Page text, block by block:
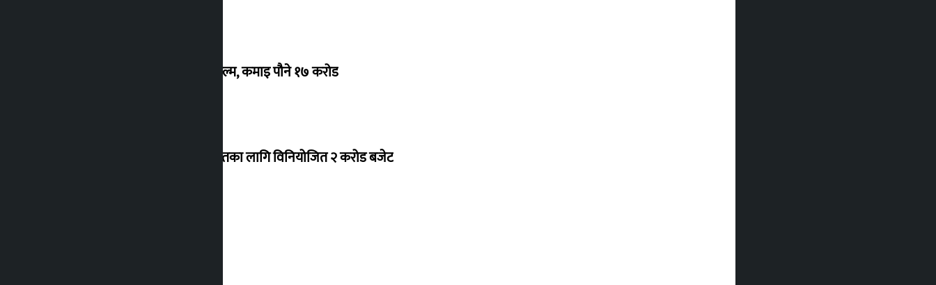
‘गौंथली’ बन्यो धेरै कमाउने सातौं नेपाली फिल्म, कमाइ पौने १७ करोड
शेखरले अस्वीकार गरे कोइराला निवास मर्मतका लागि विनियोजित २ करोड बजेट